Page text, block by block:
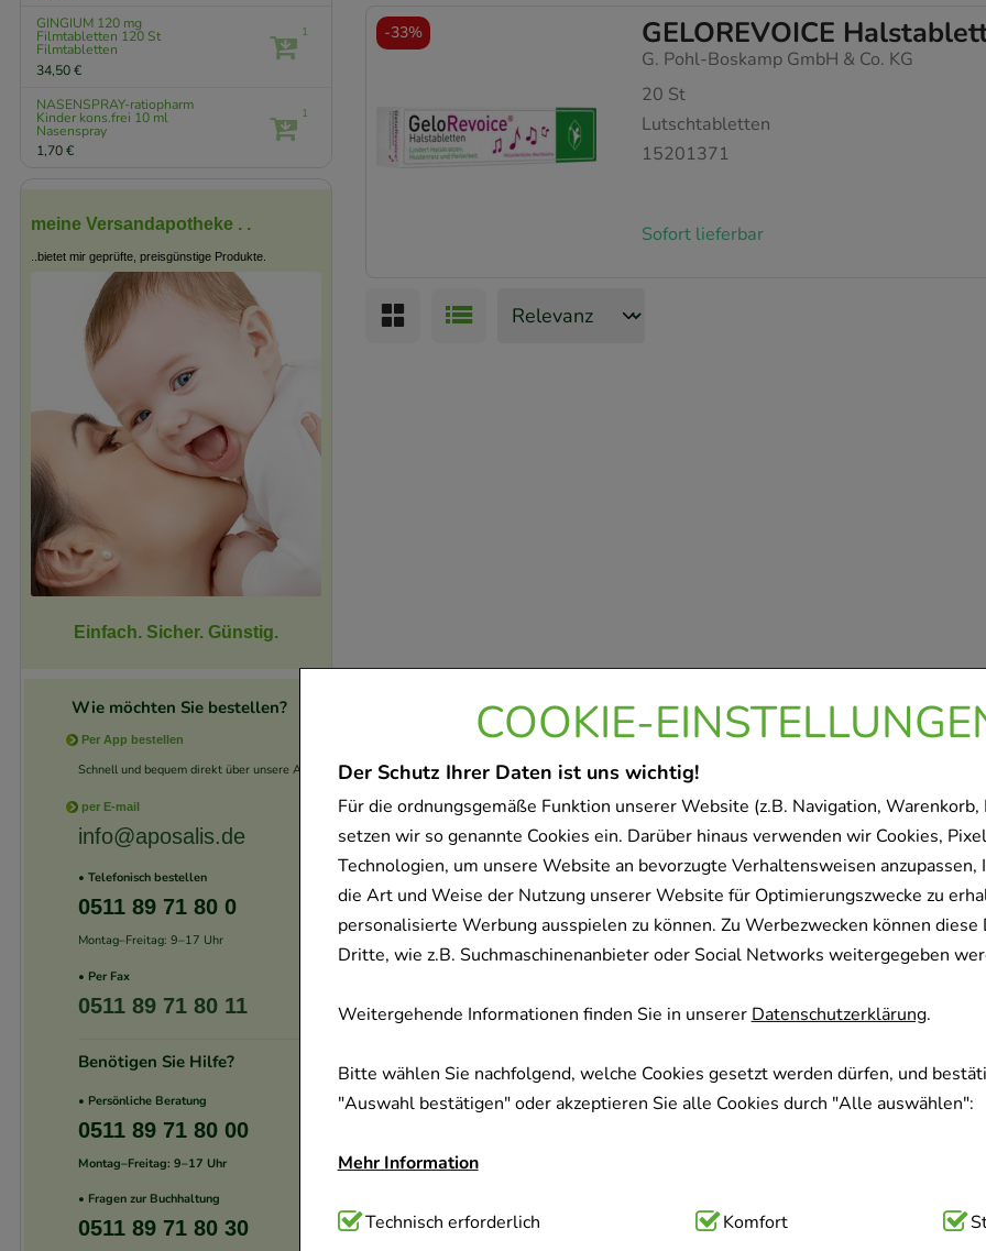
COOKIE-
Der Schutz Ihrer Daten ist uns wichtig!
Für die ordnungsgemäße Funktion unserer Website (z.B. Navigation, Warenkorb,
setzen wir so genannte Cookies ein. Darüber hinaus verwenden wir Cookies,
Technologien, um unsere Website an bevorzugte Verhaltensweisen anzupassen,
die Art und Weise der Nutzung unserer Website für Optimierungszwecke zu
personalisierte Werbung ausspielen zu können. Zu Werbezwecken können diese
Dritte, wie z.B. Suchmaschinenanbieter oder Social Networks weitergegeben
Weitergehende Informationen finden Sie in unsererDatenschutzerklärung.
Bitte wählen Sie nachfolgend, welche Cookies gesetzt werden dürfen, und
"Auswahl bestätigen" oder akzeptieren Sie alle Cookies durch "Alle auswählen":
Mehr Information
Technisch Notwendig:Hierbei handelt es sich um Cookies, die für die
Technisch erforderlich Komfort
GELOREVOICE
G. Pohl-Boskamp GmbH & Co. KG
20 St
Lutschtabletten
15201371
Sofort lieferbar
-33%
GINGIUM 120 mg
Filmtabletten 120 St
Filmtabletten
34,50 €
1
NASENSPRAY-ratiopharm
Kinder kons.frei 10 ml
Nasenspray
1,70 €
1
meine Versandapotheke . .
..bietet mir geprüfte, preisgünstige Produkte.
Einfach. Sicher. Günstig.
Wie möchten Sie bestellen?
Per App bestellen
Schnell und bequem direkt über unsere App.
per E-mail
info@aposalis.de
• Telefonisch bestellen
0511 89 71 80 0
Montag–Freitag: 9–17 Uhr
• Per Fax
0511 89 71 80 11
Benötigen Sie Hilfe?
• Persönliche Beratung
0511 89 71 80 00
Montag–Freitag: 9–17 Uhr
• Fragen zur Buchhaltung
0511 89 71 80 30